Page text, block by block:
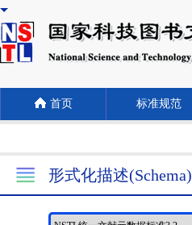
首页 标准规范
形式化描述(Schema)